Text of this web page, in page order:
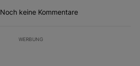
Noch keine Kommentare
WERBUNG